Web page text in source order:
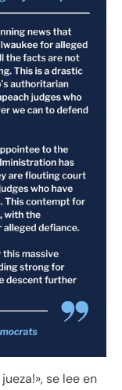
se lee en